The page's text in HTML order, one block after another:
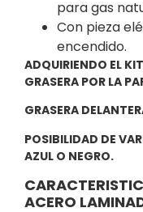
para gas
Con pieza
encendido.
ADQUIRIENDO EL
GRASERA POR LA
GRASERA
POSIBILIDAD DE
AZUL O NEGRO.
ACERO